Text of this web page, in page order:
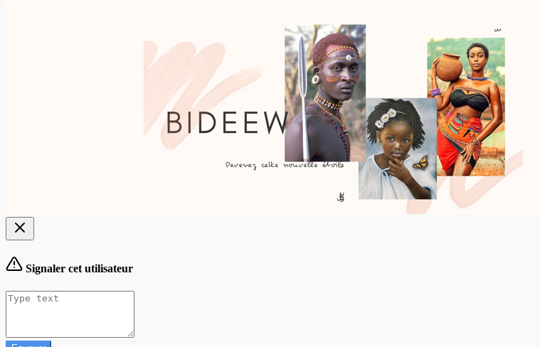
Signaler cet utilisateur